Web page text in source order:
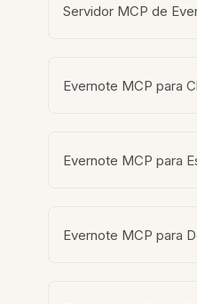
Servidor MCP de
Evernote MCP para
Evernote MCP para
Evernote MCP para